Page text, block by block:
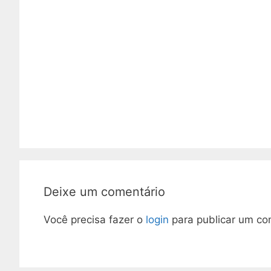
Deixe um comentário
Você precisa fazer o login para publicar um